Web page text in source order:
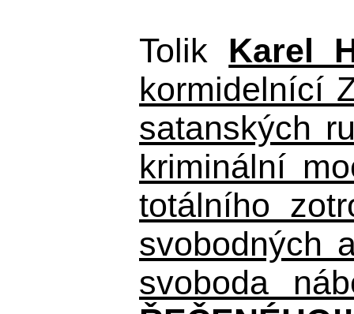
Tolik Karel
kormidelnící
satanských
kriminální
totálního
svobodných
svoboda